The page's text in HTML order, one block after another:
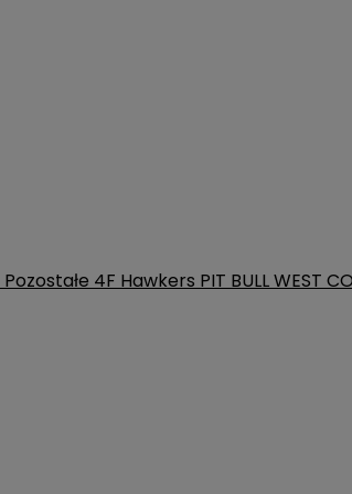
Pozostałe 4F Hawkers PIT BULL WEST